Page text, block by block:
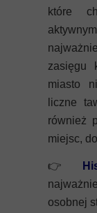
które
zasięgu
miasto
liczne
również
miejsc,
👉
osobnej